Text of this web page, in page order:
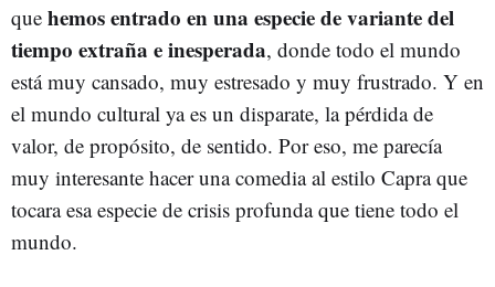
que hemos entrado en una especie de variante del
tiempo extraña e inesperada, donde todo el mundo
está muy cansado, muy estresado y muy frustrado. Y en
el mundo cultural ya es un disparate, la pérdida de
valor, de propósito, de sentido. Por eso, me parecía
muy interesante hacer una comedia al estilo Capra que
tocara esa especie de crisis profunda que tiene todo el
mundo.